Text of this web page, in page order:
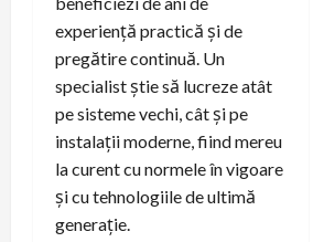
experiență practică și de
pregătire continuă. Un
specialist știe să lucreze atât
pe sisteme vechi, cât și pe
instalații moderne, fiind mereu
la curent cu normele în vigoare
și cu tehnologiile de ultimă
generație.